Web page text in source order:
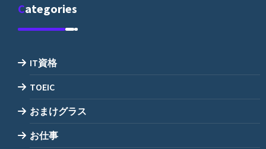
Categories
IT資格
TOEIC
おまけグラス
お仕事